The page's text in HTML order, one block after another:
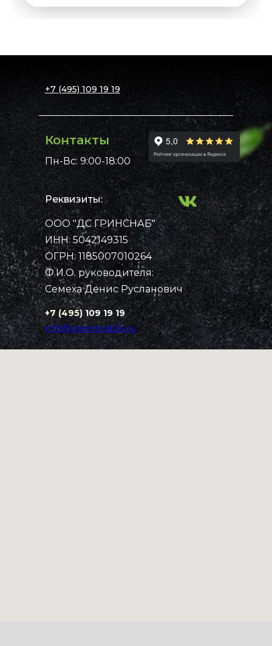
Примеры работ
Рассчитать стоимость
Контакты
+7 (495) 109 19 19
Главная
Каталог
Контакты
ООО "ДС ГРИНСНАБ"
ИНН: 5042149315
ОГРН: 1185007010264
Ф.И.О. руководителя:
Семеха Денис Русланович
Пн-Вс: 9:00-18:00
+7 (495)109 19 19
Реквизиты:
info@greensnab24.ru